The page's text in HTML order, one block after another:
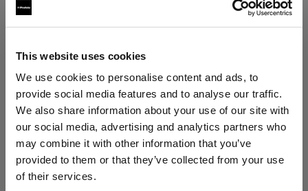
This website uses cookies
We use cookies to personalise content and ads, to
provide social media features and to analyse our traffic.
We also share information about your use of our site with
our social media, advertising and analytics partners who
may combine it with other information that you’ve
provided to them or that they’ve collected from your use
of their services.
Dos luces en una
En este episodio de Geared Up, únete a Chris